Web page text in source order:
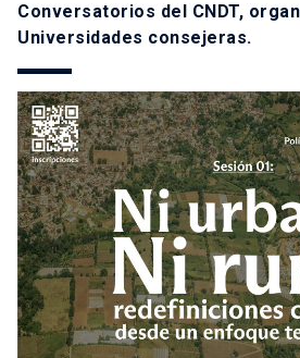
Conversatorios del CNDT,
Universidades consejeras.